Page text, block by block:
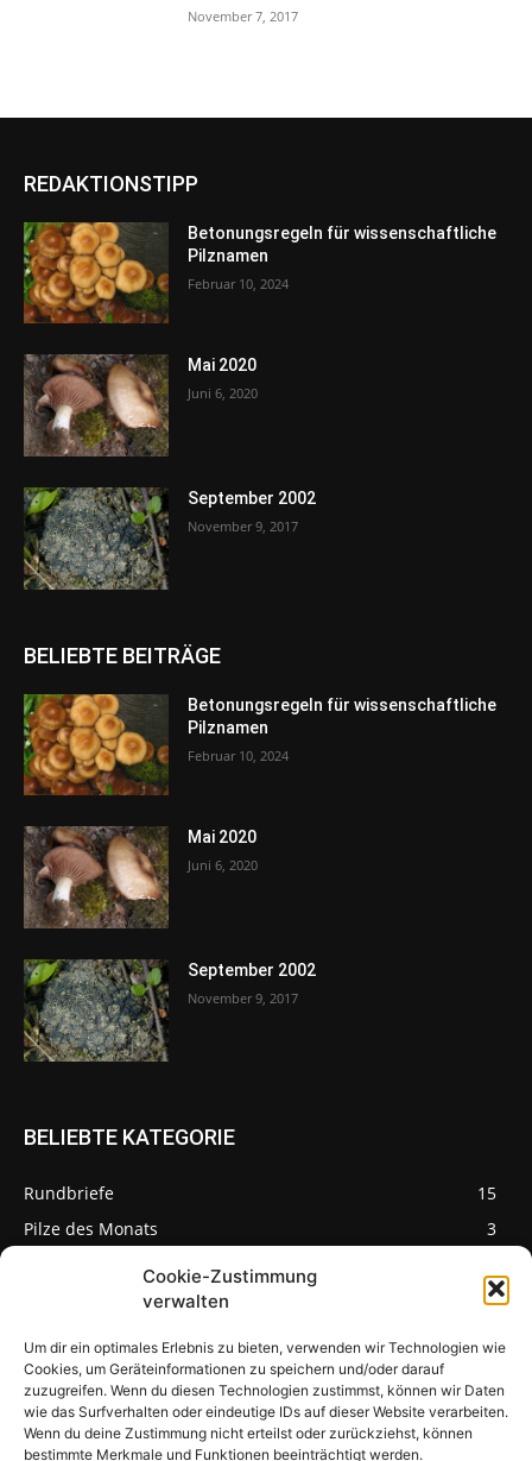
Cookie-Zustimmung
verwalten
Um dir ein optimales Erlebnis zu bieten, verwenden wir Technologien wie
Cookies, um Geräteinformationen zu speichern und/oder darauf
zuzugreifen. Wenn du diesen Technologien zustimmst, können wir Daten
wie das Surfverhalten oder eindeutige IDs auf dieser Website verarbeiten.
Wenn du deine Zustimmung nicht erteilst oder zurückziehst, können
bestimmte Merkmale und Funktionen beeinträchtigt werden.
November 7, 2017
REDAKTIONSTIPP
Betonungsregeln für wissenschaftliche
Pilznamen
Februar 10, 2024
Mai 2020
Juni 6, 2020
September 2002
November 9, 2017
BELIEBTE BEITRÄGE
Betonungsregeln für wissenschaftliche
Pilznamen
Februar 10, 2024
Mai 2020
Juni 6, 2020
September 2002
November 9, 2017
BELIEBTE KATEGORIE
Rundbriefe
15
Pilze des Monats
3
Pilzseite
Seltene Pilze aus
Mainfranken und
Deutschland